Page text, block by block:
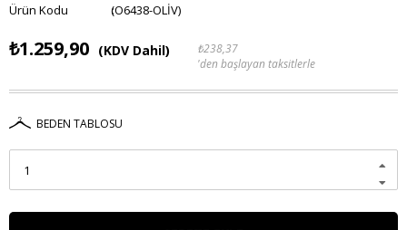
(O6438-OLİV)
₺1.259,90 (KDV Dahil)
₺238,37
'den başlayan taksitlerle
BEDEN TABLOSU